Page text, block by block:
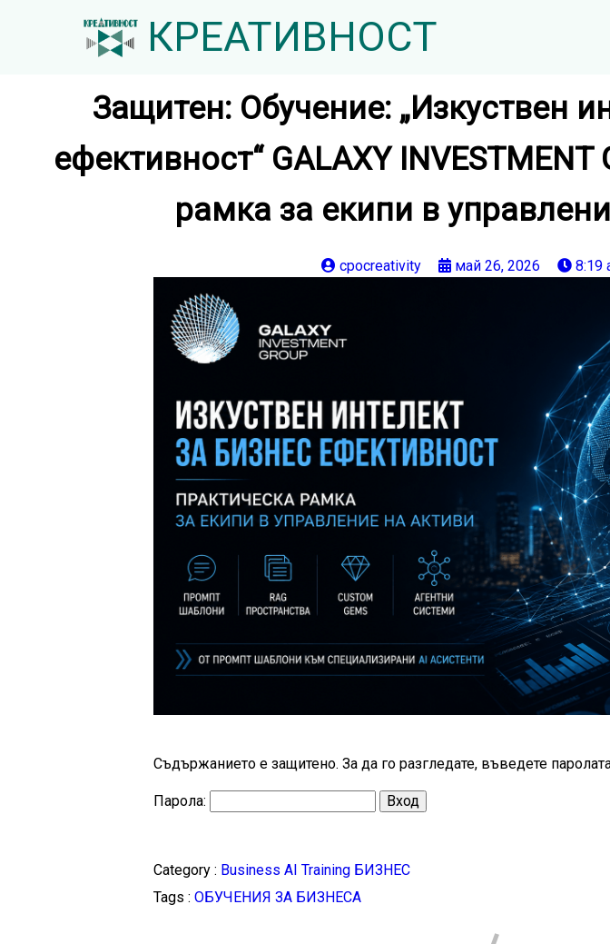
КРЕАТИВНОСТ
Защитен: Обучение: „Изкуствен
ефективност“ GALAXY INVESTMENT
рамка за екипи в
cpocreativity май 26, 2026 8:19
Съдържанието е защитено. За да го разгледате, въведете
Парола:
Category : Business AI Training БИЗНЕС
Tags : ОБУЧЕНИЯ ЗА БИЗНЕСА